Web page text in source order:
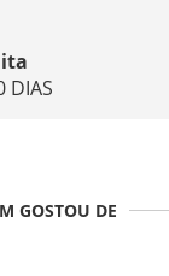
DIAS
GOSTOU DE